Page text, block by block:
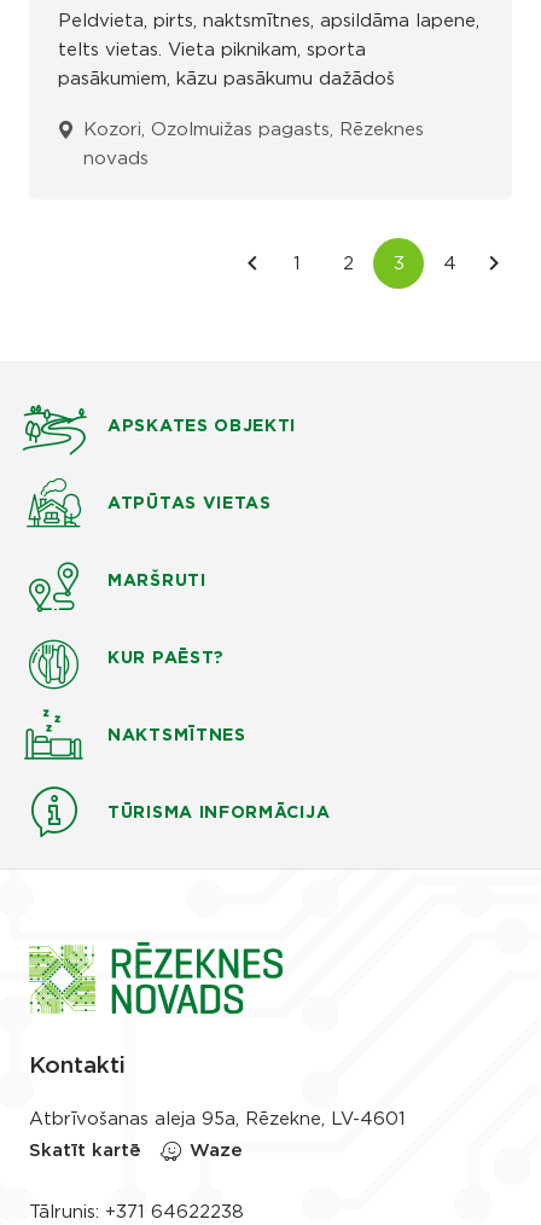
Peldvieta, pirts, naktsmītnes, apsildāma lapene,
telts vietas. Vieta piknikam, sporta
pasākumiem, kāzu pasākumu dažādoš
Kozori, Ozolmuižas pagasts, Rēzeknes
novads
APSKATES OBJEKTI
ATPŪTAS VIETAS
MARŠRUTI
KUR PAĒST?
NAKTSMĪTNES
TŪRISMA INFORMĀCIJA
Kontakti
Atbrīvošanas aleja 95a, Rēzekne, LV-4601
Skatīt kartē
Waze
Tālrunis: +371 64622238